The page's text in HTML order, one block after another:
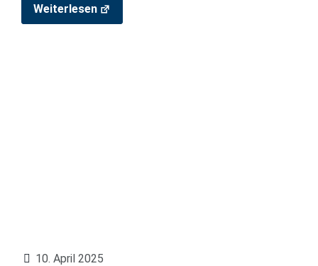
Weiterlesen
10. April 2025